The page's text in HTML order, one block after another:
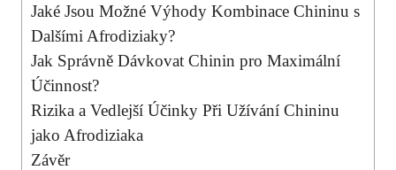
Jaké Jsou Možné Výhody Kombinace Chininu s
Dalšími Afrodiziaky?
Jak Správně Dávkovat Chinin pro Maximální
Účinnost?
Rizika a Vedlejší Účinky Při Užívání Chininu
jako Afrodiziaka
Závěr